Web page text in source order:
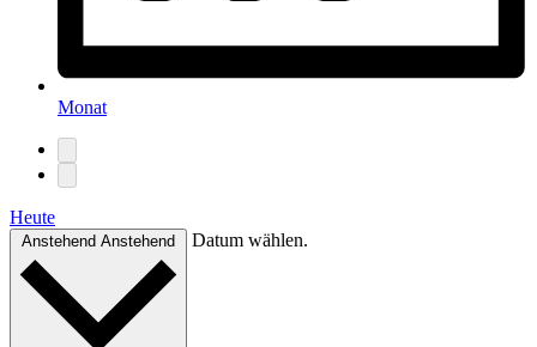
Monat
Heute
Anstehend Anstehend Datum wählen.